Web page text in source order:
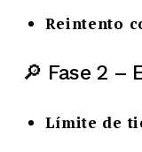
Reintento
🔎 Fase 2 –
Límite de